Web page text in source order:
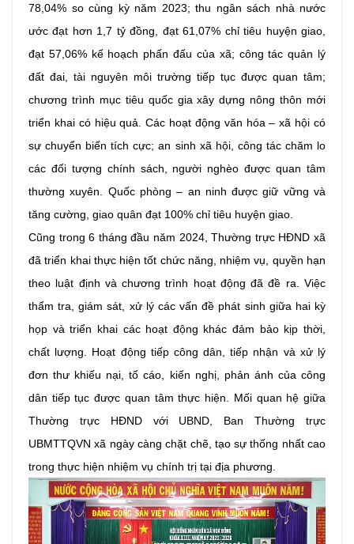
78,04% so cùng kỳ năm 2023; thu ngân sách nhà nước
ước đạt hơn 1,7 tỷ đồng, đạt 61,07% chỉ tiêu huyện giao,
đạt 57,06% kế hoạch phấn đấu của xã; công tác quản lý
đất đai, tài nguyên môi trường tiếp tục được quan tâm;
chương trình mục tiêu quốc gia xây dựng nông thôn mới
triển khai có hiệu quả. Các hoạt động văn hóa – xã hội có
sự chuyển biến tích cực; an sinh xã hội, công tác chăm lo
các đối tượng chính sách, người nghèo được quan tâm
thường xuyên. Quốc phòng – an ninh được giữ vững và
tăng cường, giao quân đạt 100% chỉ tiêu huyện giao.
Cũng trong 6 tháng đầu năm 2024, Thường trực HĐND xã
đã triển khai thực hiện tốt chức năng, nhiệm vụ, quyền hạn
theo luật định và chương trình hoạt động đã đề ra. Việc
thẩm tra, giám sát, xử lý các vấn đề phát sinh giữa hai kỳ
họp và triển khai các hoạt động khác đảm bảo kịp thời,
chất lượng. Hoạt động tiếp công dân, tiếp nhận và xử lý
đơn thư khiếu nại, tố cáo, kiến nghị, phản ánh của công
dân tiếp tục được quan tâm thực hiện. Mối quan hệ giữa
Thường trực HĐND với UBND, Ban Thường trực
UBMTTQVN xã ngày càng chặt chẽ, tạo sự thống nhất cao
trong thực hiện nhiệm vụ chính trị tại địa phương.